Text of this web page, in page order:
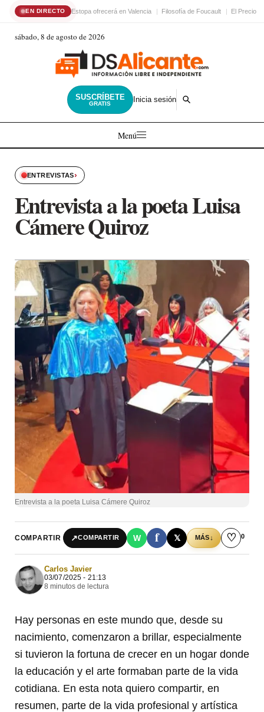
EN DIRECTO Estopa ofrecerá en Valencia Filosofía de Foucault El Precio
sábado, 8 de agosto de 2026
SUSCRÍBETE
GRATIS Inicia sesión
Menú
ENTREVISTAS›
Entrevista a la poeta Luisa
Cámere Quiroz
Entrevista a la poeta Luisa Cámere Quiroz
COMPARTIR ↗COMPARTIR W f 𝕏 MÁS↓ ♡ 0
Carlos Javier
03/07/2025 - 21:13
8 minutos de lectura
Hay personas en este mundo que, desde su
nacimiento, comenzaron a brillar, especialmente
si tuvieron la fortuna de crecer en un hogar donde
la educación y el arte formaban parte de la vida
cotidiana. En esta nota quiero compartir, en
resumen, parte de la vida profesional y artística